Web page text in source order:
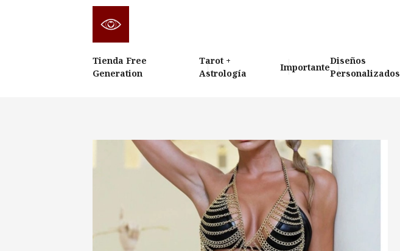
Tienda Free
Generation
Tarot +
Astrología
Importante
Diseños
Personalizados